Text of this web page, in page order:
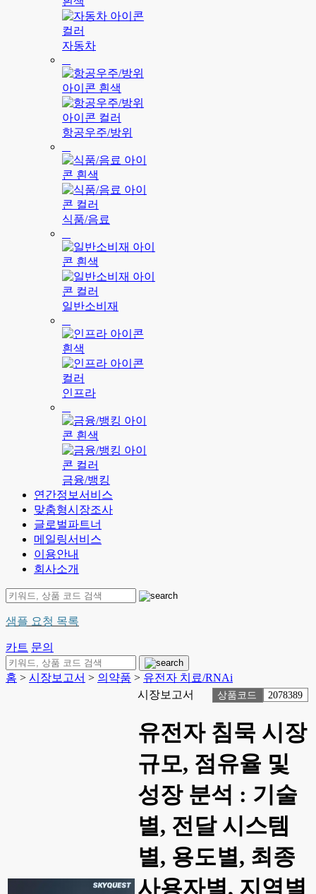
자동차
항공우주/방위
식품/음료
일반소비재
인프라
금융/뱅킹
연간정보서비스
맞춤형시장조사
글로벌파트너
메일링서비스
이용안내
회사소개
샘플 요청 목록
카트 문의
홈 > 시장보고서 > 의약품 > 유전자 치료/RNAi
시장보고서
상품코드 2078389
유전자 침묵 시장
규모, 점유율 및
성장 분석 : 기술
별, 전달 시스템
별, 용도별, 최종
사용자별, 지역별